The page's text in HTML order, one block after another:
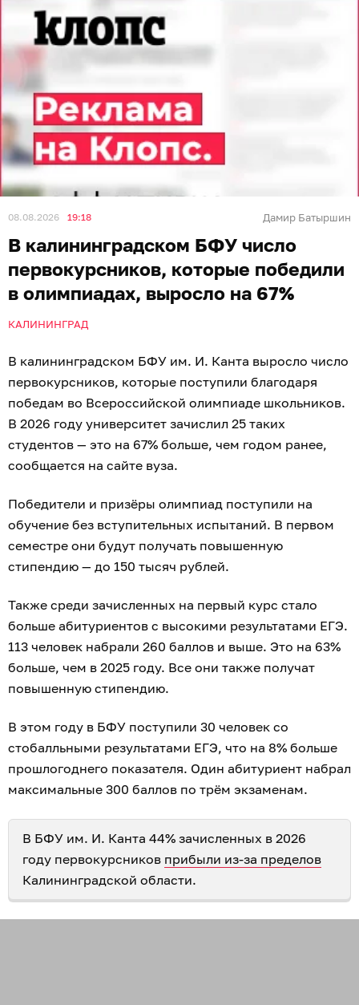
08.08.2026 19:18 Дамир Батыршин
В калининградском БФУ число
первокурсников, которые победили
в олимпиадах, выросло на 67%
КАЛИНИНГРАД
В калининградском БФУ им. И. Канта выросло число
первокурсников, которые поступили благодаря
победам во Всероссийской олимпиаде школьников.
В 2026 году университет зачислил 25 таких
студентов — это на 67% больше, чем годом ранее,
сообщается на сайте вуза.
Победители и призёры олимпиад поступили на
обучение без вступительных испытаний. В первом
семестре они будут получать повышенную
стипендию — до 150 тысяч рублей.
Также среди зачисленных на первый курс стало
больше абитуриентов с высокими результатами ЕГЭ.
113 человек набрали 260 баллов и выше. Это на 63%
больше, чем в 2025 году. Все они также получат
повышенную стипендию.
В этом году в БФУ поступили 30 человек со
стобалльными результатами ЕГЭ, что на 8% больше
прошлогоднего показателя. Один абитуриент набрал
максимальные 300 баллов по трём экзаменам.
В БФУ им. И. Канта 44% зачисленных в 2026
году первокурсников прибыли из-за пределов
Калининградской области.